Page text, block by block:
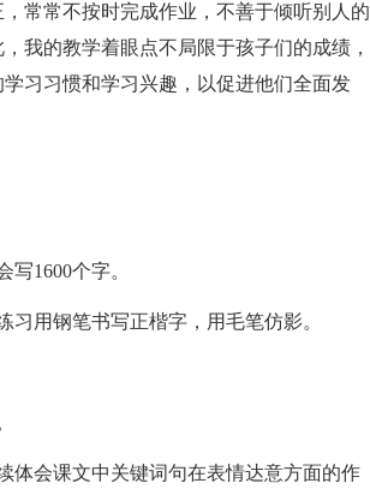
常常不按时完成作业，不善于倾听别人的
我的教学着眼点不局限于孩子们的成绩，
习习惯和学习兴趣，以促进他们全面发
1600个字。
用钢笔书写正楷字，用毛笔仿影。
体会课文中关键词句在表情达意方面的作